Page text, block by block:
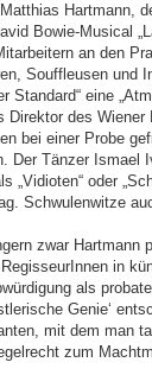
Hartmann,
Bowie-Musical
an den
Souffleusen und
Standard“ eine
Direktor des
bei einer Probe
Der Tänzer Ismael
„Vidioten“ oder
Schwulenwitze
zwar Hartmann
in
als
Genie‘
mit dem man
zum